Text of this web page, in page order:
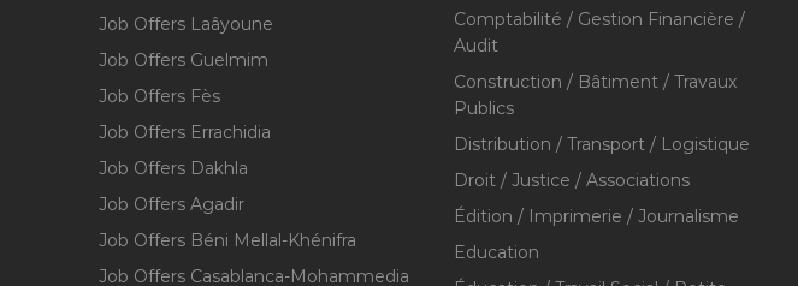
Job Offers Laâyoune
Job Offers Guelmim
Job Offers Fès
Job Offers Errachidia
Job Offers Dakhla
Job Offers Agadir
Job Offers Béni Mellal-Khénifra
Job Offers Casablanca-Mohammedia
Comptabilité / Gestion Financière /
Audit
Construction / Bâtiment / Travaux
Publics
Distribution / Transport / Logistique
Droit / Justice / Associations
Édition / Imprimerie / Journalisme
Education